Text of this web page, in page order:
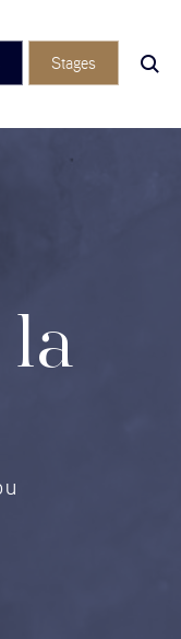
Stages